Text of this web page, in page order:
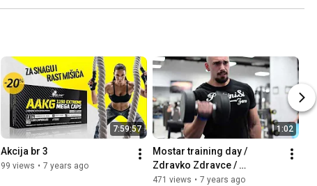
7:59:57
Akcija br 3
99 views • 7 years ago
1:02
Mostar training day /
Zdravko Zdravce /
Proteini.si / Arena Centar
471 views • 7 years ago